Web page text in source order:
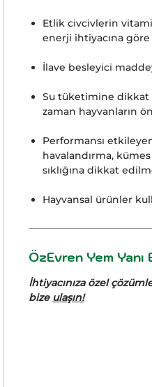
Etlik civcivlerin
enerji ihtiyacına göre
İlave besleyici
Su tüketimine dikkat
zaman hayvanların
Performansı
havalandırma, kümes
sıklığına dikkat
Hayvansal ürünler
ÖzEvren Yem Yanı
İhtiyacınıza özel
bize ulaşın!